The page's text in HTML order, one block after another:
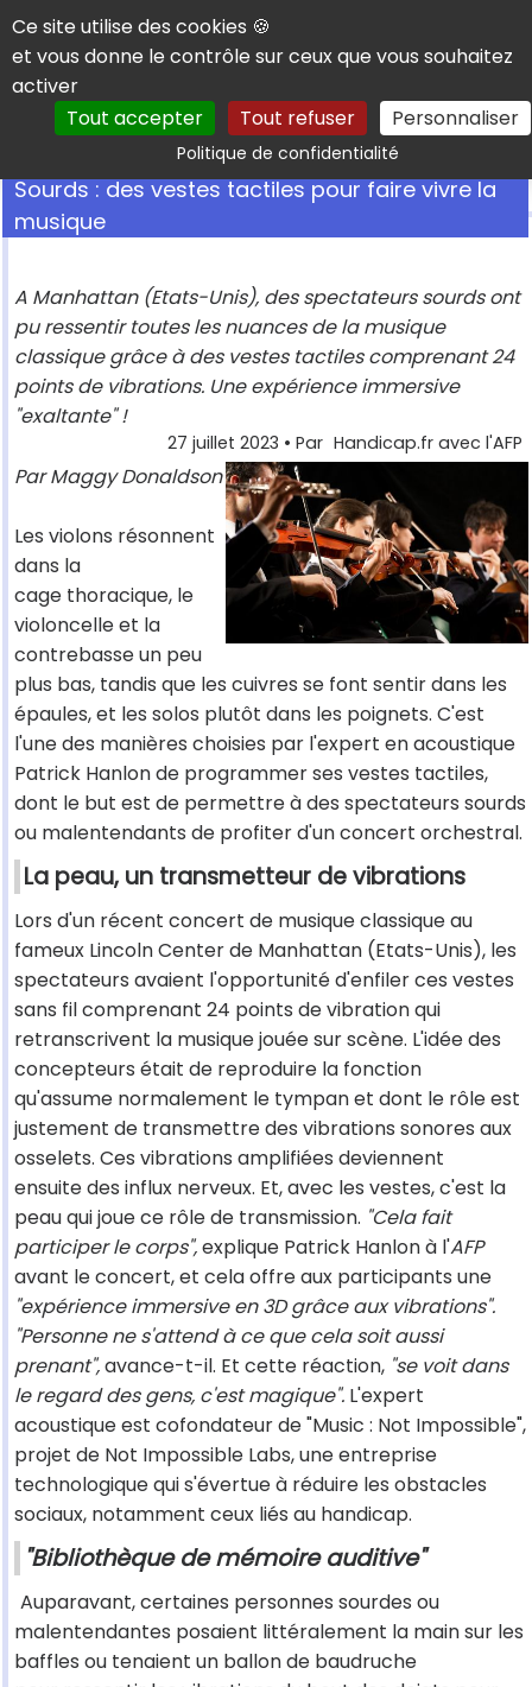
Panneau de gestion des cookies
Ce site utilise des cookies 🍪
et vous donne le contrôle sur ceux que vous souhaitez
activer
Tout accepter
Tout refuser Personnaliser
Politique de confidentialitéRechercher
Sourds : des vestes tactiles pour faire vivre la
musique
A Manhattan (Etats-Unis), des spectateurs sourds ont
pu ressentir toutes les nuances de la musique
classique grâce à des vestes tactiles comprenant 24
points de vibrations. Une expérience immersive
"exaltante" !
27 juillet 2023 • Par Handicap.fr avec l'AFP
Par Maggy Donaldson
Les violons résonnent
dans la
cage thoracique, le
violoncelle et la
contrebasse un peu
plus bas, tandis que les cuivres se font sentir dans les
épaules, et les solos plutôt dans les poignets. C'est
l'une des manières choisies par l'expert en acoustique
Patrick Hanlon de programmer ses vestes tactiles,
dont le but est de permettre à des spectateurs sourds
ou malentendants de profiter d'un concert orchestral.
La peau, un transmetteur de vibrations
Lors d'un récent concert de musique classique au
fameux Lincoln Center de Manhattan (Etats-Unis), les
spectateurs avaient l'opportunité d'enfiler ces vestes
sans fil comprenant 24 points de vibration qui
retranscrivent la musique jouée sur scène. L'idée des
concepteurs était de reproduire la fonction
qu'assume normalement le tympan et dont le rôle est
justement de transmettre des vibrations sonores aux
osselets. Ces vibrations amplifiées deviennent
ensuite des influx nerveux. Et, avec les vestes, c'est la
peau qui joue ce rôle de transmission. "Cela fait
participer le corps",explique Patrick Hanlon à l'AFP
avant le concert, et cela offre aux participants une
"expérience immersive en 3D grâce aux vibrations".
"Personne ne s'attend à ce que cela soit aussi
prenant",avance-t-il. Et cette réaction, "se voit dans
le regard des gens, c'est magique". L'expert
acoustique est cofondateur de "Music : Not Impossible",
projet de Not Impossible Labs, une entreprise
technologique qui s'évertue à réduire les obstacles
sociaux, notamment ceux liés au handicap.
"Bibliothèque de mémoire auditive"
Auparavant, certaines personnes sourdes ou
malentendantes posaient littéralement la main sur les
baffles ou tenaient un ballon de baudruche